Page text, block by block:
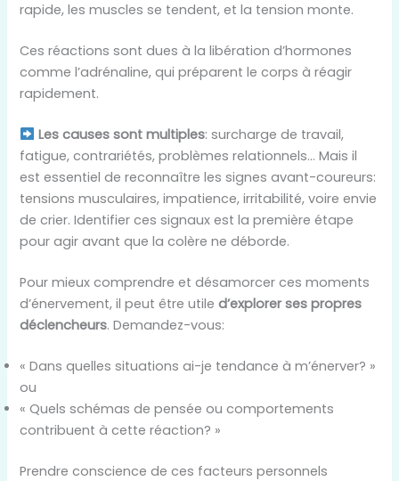
rapide, les muscles se tendent, et la tension monte.
Ces réactions sont dues à la libération d’hormones
comme l’adrénaline, qui préparent le corps à réagir
rapidement.
Les causes sont multiples: surcharge de travail,
fatigue, contrariétés, problèmes relationnels… Mais il
est essentiel de reconnaître les signes avant-coureurs:
tensions musculaires, impatience, irritabilité, voire envie
de crier. Identifier ces signaux est la première étape
pour agir avant que la colère ne déborde.
Pour mieux comprendre et désamorcer ces moments
d’énervement, il peut être utiled’explorer ses propres
déclencheurs. Demandez-vous:
« Dans quelles situations ai-je tendance à m’énerver? »
ou
« Quels schémas de pensée ou comportements
contribuent à cette réaction? »
Prendre conscience de ces facteurs personnels